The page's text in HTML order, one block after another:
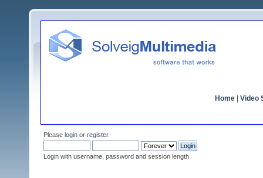
Home Video
Please login or register.
Login with username, password and session length